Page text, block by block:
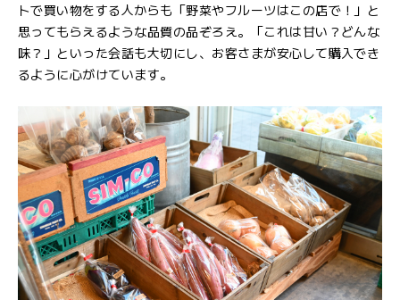
トで買い物をする人からも「野菜やフルーツはこの店で！」と
思ってもらえるような品質の品ぞろえ。「これは甘い？どんな
味？」といった会話も大切にし、お客さまが安心して購入でき
るように心がけています。